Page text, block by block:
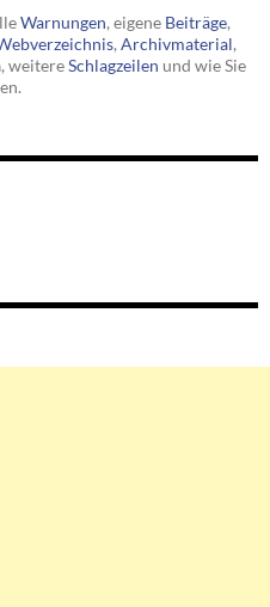
Warnungen, eigene Beiträge,
, Archivmaterial,
, weitereSchlagzeilen und wie Sie